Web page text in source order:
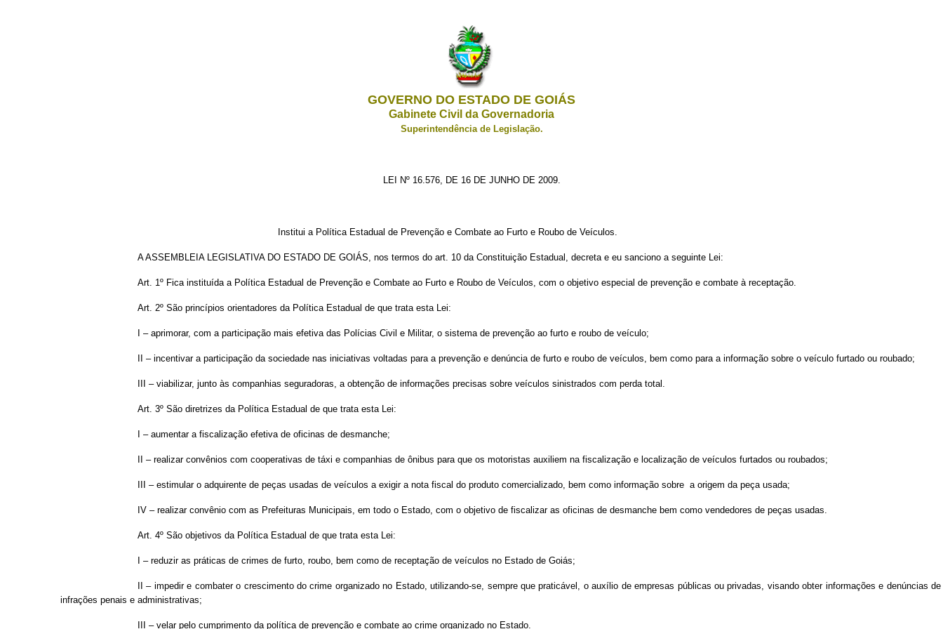
GOVERNO DO ESTADO DE GOIÁS
Gabinete Civil da Governadoria
Superintendência de Legislação.
LEI Nº 16.576, DE 16 DE JUNHO DE 2009.
Institui a Política Estadual de Prevenção e Combate ao Furto e Roubo de Veículos.
A ASSEMBLEIA LEGISLATIVA DO ESTADO DE GOIÁS, nos termos do art. 10 da Constituição Estadual, decreta e eu sanciono a seguinte Lei:
Art. 1º Fica instituída a Política Estadual de Prevenção e Combate ao Furto e Roubo de Veículos, com o objetivo especial de prevenção e combate à receptação.
Art. 2º São princípios orientadores da Política Estadual de que trata esta Lei:
I – aprimorar, com a participação mais efetiva das Polícias Civil e Militar, o sistema de prevenção ao furto e roubo de veículo;
II – incentivar a participação da sociedade nas iniciativas voltadas para a prevenção e denúncia de furto e roubo de veículos, bem como para a informação sobre o veículo furtado ou roubado;
III – viabilizar, junto às companhias seguradoras, a obtenção de informações precisas sobre veículos sinistrados com perda total.
Art. 3º São diretrizes da Política Estadual de que trata esta Lei:
I – aumentar a fiscalização efetiva de oficinas de desmanche;
II – realizar convênios com cooperativas de táxi e companhias de ônibus para que os motoristas auxiliem na fiscalização e localização de veículos furtados ou roubados;
III – estimular o adquirente de peças usadas de veículos a exigir a nota fiscal do produto comercializado, bem como informação sobre a origem da peça usada;
IV – realizar convênio com as Prefeituras Municipais, em todo o Estado, com o objetivo de fiscalizar as oficinas de desmanche bem como vendedores de peças usadas.
Art. 4º São objetivos da Política Estadual de que trata esta Lei:
I – reduzir as práticas de crimes de furto, roubo, bem como de receptação de veículos no Estado de Goiás;
II – impedir e combater o crescimento do crime organizado no Estado, utilizando-se, sempre que praticável, o auxílio de empresas públicas ou privadas, visando obter informações e denúncias de
infrações penais e administrativas;
III – velar pelo cumprimento da política de prevenção e combate ao crime organizado no Estado.